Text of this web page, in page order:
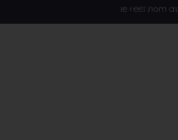
le réel nom